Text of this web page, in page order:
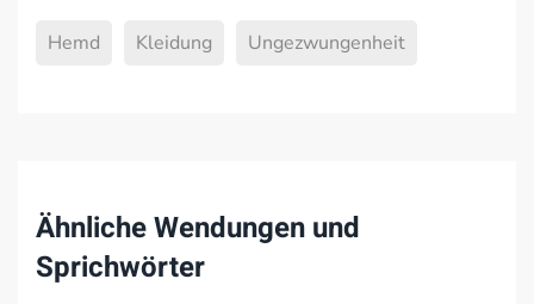
Hemd Kleidung Ungezwungenheit
Ähnliche Wendungen und
Sprichwörter